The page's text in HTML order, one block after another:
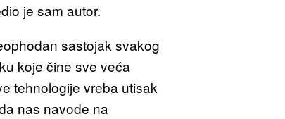
je sam autor.
sastojak svakog
koje čine sve veća
tehnologije vreba utisak
nas navode na